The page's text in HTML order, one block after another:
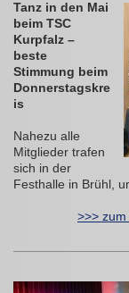
Tanz in den Mai
beim TSC
Kurpfalz –
beste
Stimmung beim
Donnerstagskre
is
Nahezu alle
Mitglieder trafen
sich in der
Festhalle in Brühl,
>>>